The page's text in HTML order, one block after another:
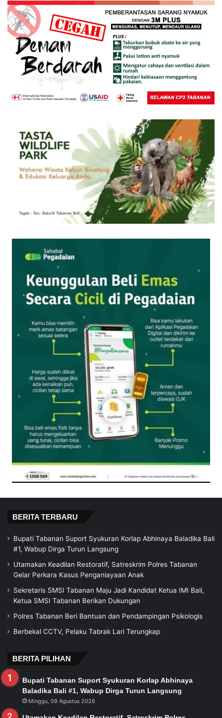
BERITA TERBARU
Bupati Tabanan Suport Syukuran Korlap Abhinaya Baladika Bali
#1, Wabup Dirga Turun Langsung
Utamakan Keadilan Restoratif, Satreskrim Polres Tabanan
Gelar Perkara Kasus Penganiayaan Anak
Sekretaris SMSI Tabanan Maju Jadi Kandidat Ketua IMI Bali,
Ketua SMSI Tabanan Berikan Dukungan
Polres Tabanan Beri Bantuan dan Pendampingan Psikologis
Berbekal CCTV, Pelaku Tabrak Lari Terungkap
BERITA PILIHAN
Bupati Tabanan Suport Syukuran Korlap Abhinaya
Baladika Bali #1, Wabup Dirga Turun Langsung
Minggu, 09 Agustus 2026